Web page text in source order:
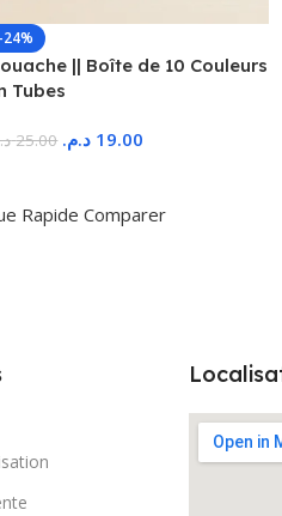
-24%
|| Boîte de 10 Couleurs
Tubes
25.00 19.00 د.م.
Rapide Comparer